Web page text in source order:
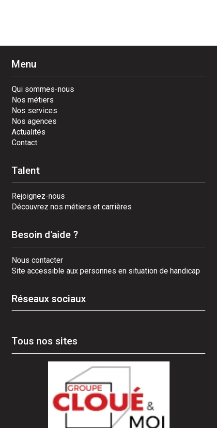
Menu
Qui sommes-nous
Nos métiers
Nos services
Nos agences
Actualités
Contact
Talent
Rejoignez-nous
Découvrez nos métiers et carrières
Besoin d'aide ?
Nous contacter
Site accessible aux personnes en situation de handicap
Réseaux sociaux
Tous nos sites